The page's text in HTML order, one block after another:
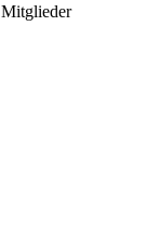
Mitglieder